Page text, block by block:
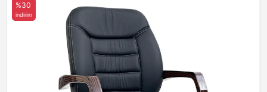
%30
indirim